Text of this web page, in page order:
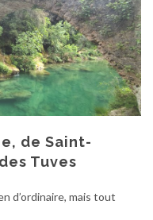
de Saint-
Tuves
d’ordinaire, mais tout